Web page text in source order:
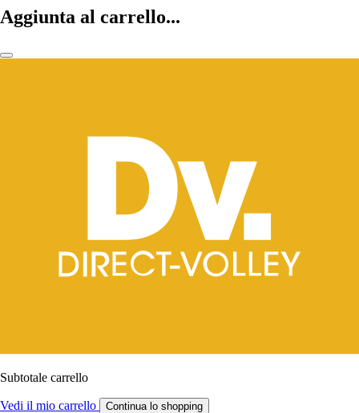
Aggiunta al carrello...
Subtotale carrello
Vedi il mio carrello Continua lo shopping